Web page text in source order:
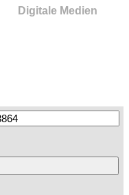
Digitale Medien